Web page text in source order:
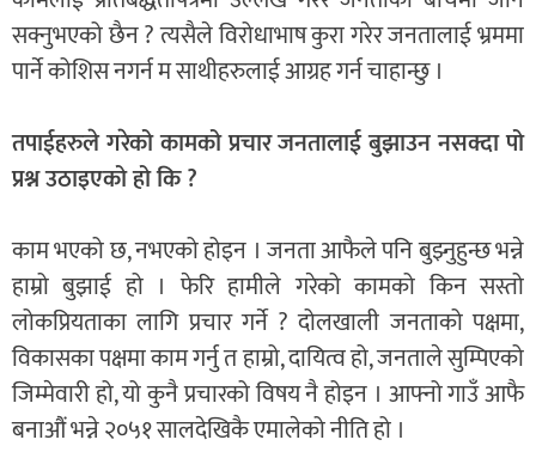
सक्नुभएको छैन ? त्यसैले विरोधाभाष कुरा गरेर जनतालाई भ्रममा
पार्ने कोशिस नगर्न म साथीहरुलाई आग्रह गर्न चाहान्छु ।
तपाईहरुले गरेको कामको प्रचार जनतालाई बुझाउन नसक्दा पो
प्रश्न उठाइएको हो कि ?
काम भएको छ, नभएको होइन । जनता आफैले पनि बुझ्नुहुन्छ भन्ने
हाम्रो बुझाई हो । फेरि हामीले गरेको कामको किन सस्तो
लोकप्रियताका लागि प्रचार गर्ने ? दोलखाली जनताको पक्षमा,
विकासका पक्षमा काम गर्नु त हाम्रो, दायित्व हो, जनताले सुम्पिएको
जिम्मेवारी हो, यो कुनै प्रचारको विषय नै होइन । आफ्नो गाउँ आफै
बनाऔं भन्ने २०५१ सालदेखिकै एमालेको नीति हो ।